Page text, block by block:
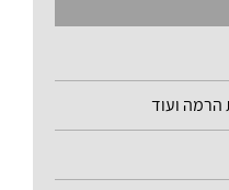
הרמה ועוד